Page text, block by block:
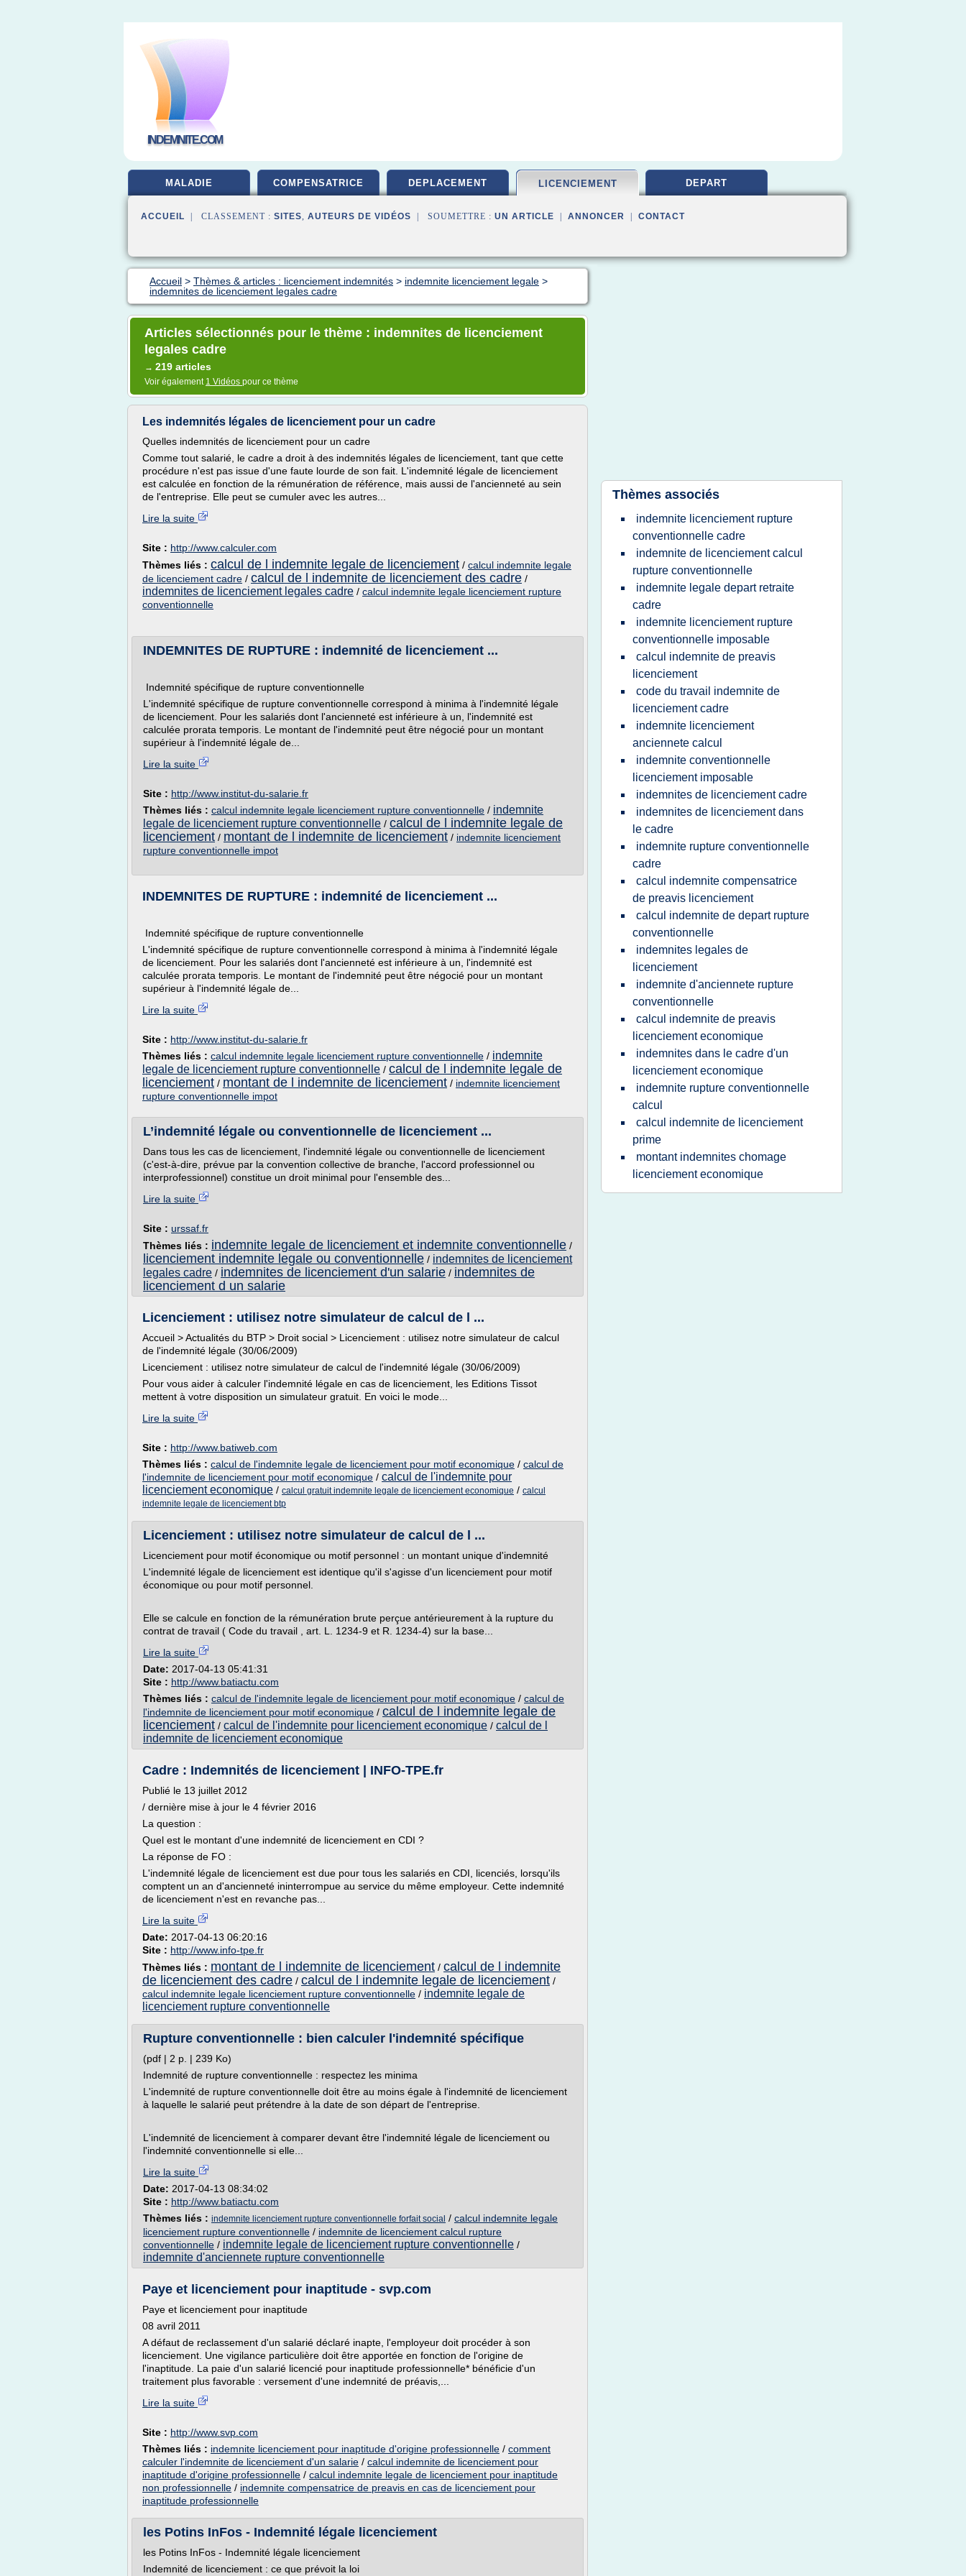
INDEMNITE.COM
MALADIE COMPENSATRICE DEPLACEMENT LICENCIEMENT DEPART
ACCUEIL | CLASSEMENT : SITES, AUTEURS DE VIDÉOS | SOUMETTRE : UN ARTICLE ANNONCER CONTACT
Accueil > Thèmes & articles : licenciement indemnités > indemnite licenciement legale >
indemnites de licenciement legales cadre
Articles sélectionnés pour le thème : indemnites de licenciement
legales cadre
→ 219 articles
Voir également 1 Vidéos pour ce thème
Les indemnités légales de licenciement pour un cadre
Quelles indemnités de licenciement pour un cadre
Comme tout salarié, le cadre a droit à des indemnités légales de licenciement, tant que cette
procédure n'est pas issue d'une faute lourde de son fait. L'indemnité légale de licenciement
est calculée en fonction de la rémunération de référence, mais aussi de l'ancienneté au sein
de l'entreprise. Elle peut se cumuler avec les autres...
Lire la suite
Site : http://www.calculer.com
Thèmes liés : calcul de l indemnite legale de licenciement / calcul indemnite legale
de licenciement cadre / calcul de l indemnite de licenciement des cadre /
indemnites de licenciement legales cadre / calcul indemnite legale licenciement rupture
conventionnelle
INDEMNITES DE RUPTURE : indemnité de licenciement ...
Indemnité spécifique de rupture conventionnelle
L'indemnité spécifique de rupture conventionnelle correspond à minima à l'indemnité légale
de licenciement. Pour les salariés dont l'ancienneté est inférieure à un, l'indemnité est
calculée prorata temporis. Le montant de l'indemnité peut être négocié pour un montant
supérieur à l'indemnité légale de...
Lire la suite
Site : http://www.institut-du-salarie.fr
Thèmes liés : calcul indemnite legale licenciement rupture conventionnelle / indemnite
legale de licenciement rupture conventionnelle / calcul de l indemnite legale de
licenciement / montant de l indemnite de licenciement / indemnite licenciement
rupture conventionnelle impot
INDEMNITES DE RUPTURE : indemnité de licenciement ...
Indemnité spécifique de rupture conventionnelle
L'indemnité spécifique de rupture conventionnelle correspond à minima à l'indemnité légale
de licenciement. Pour les salariés dont l'ancienneté est inférieure à un, l'indemnité est
calculée prorata temporis. Le montant de l'indemnité peut être négocié pour un montant
supérieur à l'indemnité légale de...
Lire la suite
Site : http://www.institut-du-salarie.fr
Thèmes liés : calcul indemnite legale licenciement rupture conventionnelle / indemnite
legale de licenciement rupture conventionnelle / calcul de l indemnite legale de
licenciement / montant de l indemnite de licenciement / indemnite licenciement
rupture conventionnelle impot
L’indemnité légale ou conventionnelle de licenciement ...
Dans tous les cas de licenciement, l'indemnité légale ou conventionnelle de licenciement
(c'est-à-dire, prévue par la convention collective de branche, l'accord professionnel ou
interprofessionnel) constitue un droit minimal pour l'ensemble des...
Lire la suite
Site : urssaf.fr
Thèmes liés : indemnite legale de licenciement et indemnite conventionnelle /
licenciement indemnite legale ou conventionnelle / indemnites de licenciement
legales cadre / indemnites de licenciement d'un salarie / indemnites de
licenciement d un salarie
Licenciement : utilisez notre simulateur de calcul de l ...
Accueil > Actualités du BTP > Droit social > Licenciement : utilisez notre simulateur de calcul
de l'indemnité légale (30/06/2009)
Licenciement : utilisez notre simulateur de calcul de l'indemnité légale (30/06/2009)
Pour vous aider à calculer l'indemnité légale en cas de licenciement, les Editions Tissot
mettent à votre disposition un simulateur gratuit. En voici le mode...
Lire la suite
Site : http://www.batiweb.com
Thèmes liés : calcul de l'indemnite legale de licenciement pour motif economique / calcul de
l'indemnite de licenciement pour motif economique / calcul de l'indemnite pour
licenciement economique / calcul gratuit indemnite legale de licenciement economique / calcul
indemnite legale de licenciement btp
Licenciement : utilisez notre simulateur de calcul de l ...
Licenciement pour motif économique ou motif personnel : un montant unique d'indemnité
L'indemnité légale de licenciement est identique qu'il s'agisse d'un licenciement pour motif
économique ou pour motif personnel.
Elle se calcule en fonction de la rémunération brute perçue antérieurement à la rupture du
contrat de travail ( Code du travail , art. L. 1234-9 et R. 1234-4) sur la base...
Lire la suite
Date: 2017-04-13 05:41:31
Site : http://www.batiactu.com
Thèmes liés : calcul de l'indemnite legale de licenciement pour motif economique / calcul de
l'indemnite de licenciement pour motif economique / calcul de l indemnite legale de
licenciement / calcul de l'indemnite pour licenciement economique / calcul de l
indemnite de licenciement economique
Cadre : Indemnités de licenciement | INFO-TPE.fr
Publié le 13 juillet 2012
/ dernière mise à jour le 4 février 2016
La question :
Quel est le montant d'une indemnité de licenciement en CDI ?
La réponse de FO :
L'indemnité légale de licenciement est due pour tous les salariés en CDI, licenciés, lorsqu'ils
comptent un an d'ancienneté ininterrompue au service du même employeur. Cette indemnité
de licenciement n'est en revanche pas...
Lire la suite
Date: 2017-04-13 06:20:16
Site : http://www.info-tpe.fr
Thèmes liés : montant de l indemnite de licenciement / calcul de l indemnite
de licenciement des cadre / calcul de l indemnite legale de licenciement /
calcul indemnite legale licenciement rupture conventionnelle / indemnite legale de
licenciement rupture conventionnelle
Rupture conventionnelle : bien calculer l'indemnité spécifique
(pdf | 2 p. | 239 Ko)
Indemnité de rupture conventionnelle : respectez les minima
L'indemnité de rupture conventionnelle doit être au moins égale à l'indemnité de licenciement
à laquelle le salarié peut prétendre à la date de son départ de l'entreprise.
L'indemnité de licenciement à comparer devant être l'indemnité légale de licenciement ou
l'indemnité conventionnelle si elle...
Lire la suite
Date: 2017-04-13 08:34:02
Site : http://www.batiactu.com
Thèmes liés : indemnite licenciement rupture conventionnelle forfait social / calcul indemnite legale
licenciement rupture conventionnelle / indemnite de licenciement calcul rupture
conventionnelle / indemnite legale de licenciement rupture conventionnelle /
indemnite d'anciennete rupture conventionnelle
Paye et licenciement pour inaptitude - svp.com
Paye et licenciement pour inaptitude
08 avril 2011
A défaut de reclassement d'un salarié déclaré inapte, l'employeur doit procéder à son
licenciement. Une vigilance particulière doit être apportée en fonction de l'origine de
l'inaptitude. La paie d'un salarié licencié pour inaptitude professionnelle* bénéficie d'un
traitement plus favorable : versement d'une indemnité de préavis,...
Lire la suite
Site : http://www.svp.com
Thèmes liés : indemnite licenciement pour inaptitude d'origine professionnelle / comment
calculer l'indemnite de licenciement d'un salarie / calcul indemnite de licenciement pour
inaptitude d'origine professionnelle / calcul indemnite legale de licenciement pour inaptitude
non professionnelle / indemnite compensatrice de preavis en cas de licenciement pour
inaptitude professionnelle
les Potins InFos - Indemnité légale licenciement
les Potins InFos - Indemnité légale licenciement
Indemnité de licenciement : ce que prévoit la loi
Thèmes associés
indemnite licenciement rupture
conventionnelle cadre
indemnite de licenciement calcul
rupture conventionnelle
indemnite legale depart retraite
cadre
indemnite licenciement rupture
conventionnelle imposable
calcul indemnite de preavis
licenciement
code du travail indemnite de
licenciement cadre
indemnite licenciement
anciennete calcul
indemnite conventionnelle
licenciement imposable
indemnites de licenciement cadre
indemnites de licenciement dans
le cadre
indemnite rupture conventionnelle
cadre
calcul indemnite compensatrice
de preavis licenciement
calcul indemnite de depart rupture
conventionnelle
indemnites legales de
licenciement
indemnite d'anciennete rupture
conventionnelle
calcul indemnite de preavis
licenciement economique
indemnites dans le cadre d'un
licenciement economique
indemnite rupture conventionnelle
calcul
calcul indemnite de licenciement
prime
montant indemnites chomage
licenciement economique